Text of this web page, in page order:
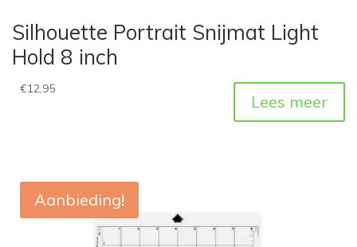
Silhouette Portrait Snijmat Light
Hold 8 inch
€12,95
Lees meer
Aanbieding!